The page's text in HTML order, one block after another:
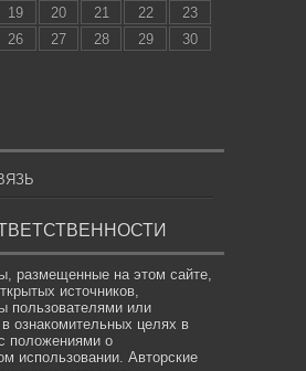
19 20 21 22
23
26 27 28 29
30
размещенные на этом сайте,
источников,
пользователями или
ознакомительных целях в
положениями о
использовании. Авторские